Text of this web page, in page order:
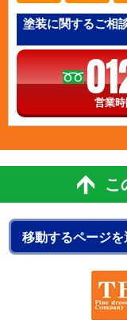
塗装に関するご相
営業時
こ